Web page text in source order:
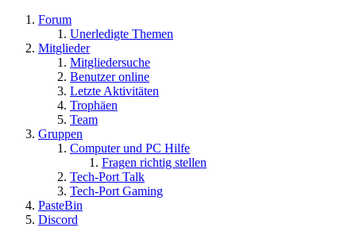
Forum
Unerledigte Themen
Mitglieder
Mitgliedersuche
Benutzer online
Letzte Aktivitäten
Trophäen
Team
Gruppen
Computer und PC Hilfe
Fragen richtig stellen
Tech-Port Talk
Tech-Port Gaming
PasteBin
Discord